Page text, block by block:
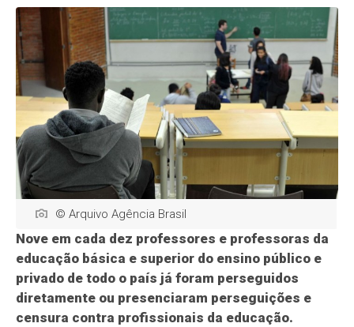
© Arquivo Agência Brasil
Nove em cada dez professores e professoras da
educação básica e superior do ensino público e
privado de todo o país já foram perseguidos
diretamente ou presenciaram perseguições e
censura contra profissionais da educação.